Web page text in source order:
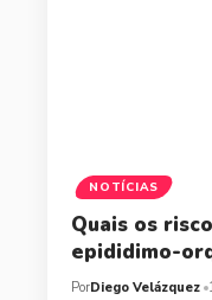
NOTÍCIAS
Quais os
epididimo-
PorDiego Velázquez